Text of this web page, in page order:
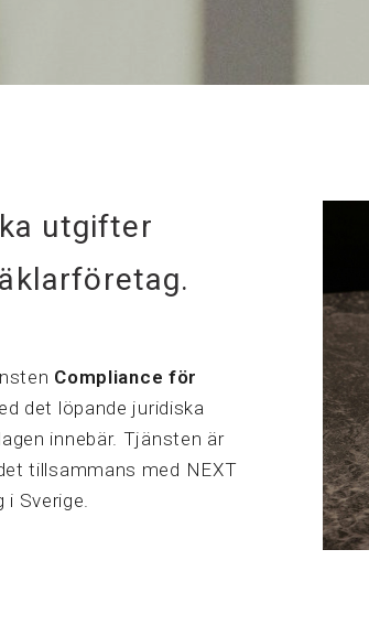
utgifter
Compliance för
det löpande juridiska
innebär. Tjänsten är
tillsammans med NEXT
i Sverige.